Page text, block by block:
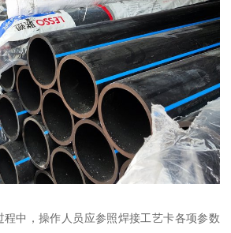
程中，操作人员应参照焊接工艺卡各项参数